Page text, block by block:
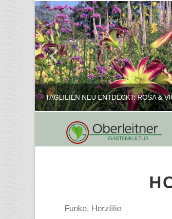
REINHARD
FEBRUAR 16, 2025
Funke, Herzlilie